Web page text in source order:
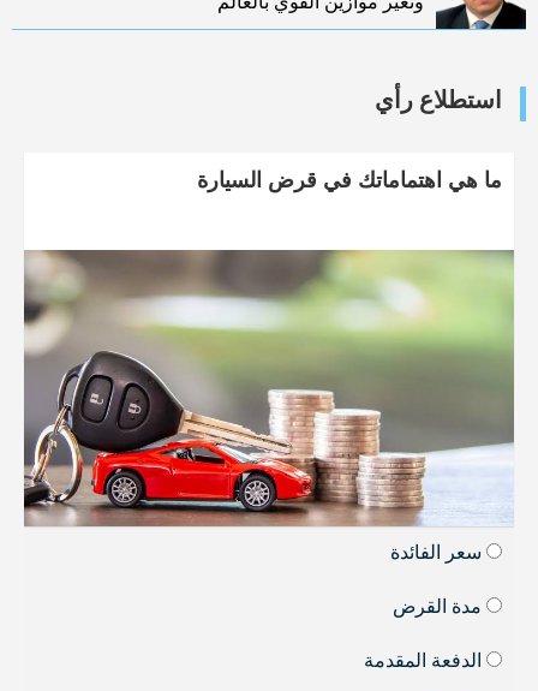
استطلاع رأي
ما هي اهتماماتك في قرض السيارة
سعر الفائدة
مدة القرض
الدفعة المقدمة